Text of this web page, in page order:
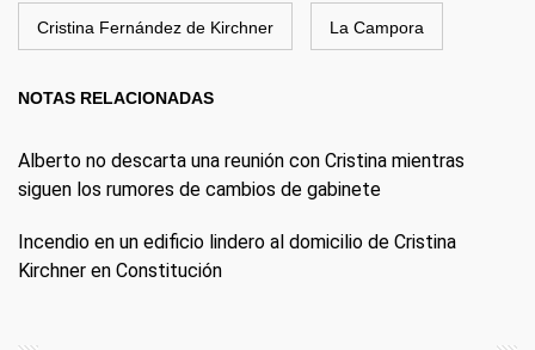
Cristina Fernández de Kirchner La Campora
NOTAS RELACIONADAS
Alberto no descarta una reunión con Cristina mientras
siguen los rumores de cambios de gabinete
Incendio en un edificio lindero al domicilio de Cristina
Kirchner en Constitución